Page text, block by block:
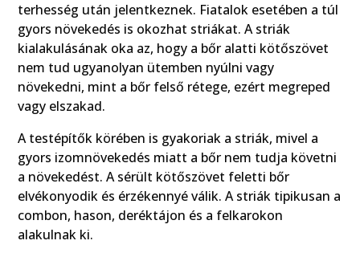
terhesség után jelentkeznek. Fiatalok esetében a túl
gyors növekedés is okozhat striákat. A striák
kialakulásának oka az, hogy a bőr alatti kötőszövet
nem tud ugyanolyan ütemben nyúlni vagy
növekedni, mint a bőr felső rétege, ezért megreped
vagy elszakad.
A testépítők körében is gyakoriak a striák, mivel a
gyors izomnövekedés miatt a bőr nem tudja követni
a növekedést. A sérült kötőszövet feletti bőr
elvékonyodik és érzékennyé válik. A striák tipikusan a
combon, hason, deréktájon és a felkarokon
alakulnak ki.